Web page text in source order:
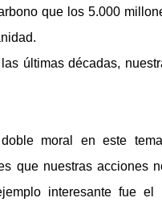
que los 5.000
últimas décadas,
moral en este
que nuestras acciones
interesante fue el